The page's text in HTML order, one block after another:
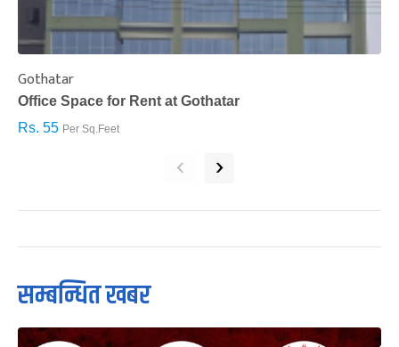
Gothatar
Office Space for Rent at Gothatar
Rs. 55 Per Sq.Feet
‹ ›
सम्बन्धित खबर